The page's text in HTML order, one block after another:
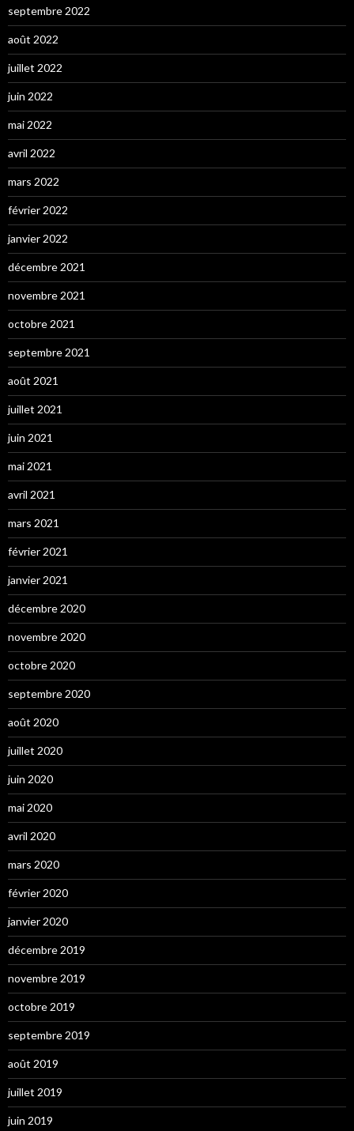
septembre 2022
août 2022
juillet 2022
juin 2022
mai 2022
avril 2022
mars 2022
février 2022
janvier 2022
décembre 2021
novembre 2021
octobre 2021
septembre 2021
août 2021
juillet 2021
juin 2021
mai 2021
avril 2021
mars 2021
février 2021
janvier 2021
décembre 2020
novembre 2020
octobre 2020
septembre 2020
août 2020
juillet 2020
juin 2020
mai 2020
avril 2020
mars 2020
février 2020
janvier 2020
décembre 2019
novembre 2019
octobre 2019
septembre 2019
août 2019
juillet 2019
juin 2019